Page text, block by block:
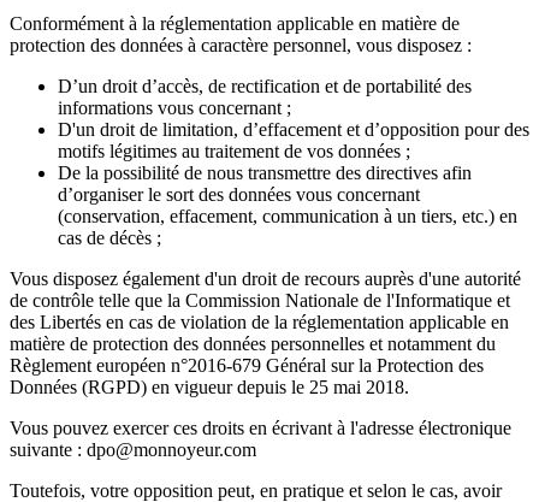
Conformément à la réglementation applicable en matière de
protection des données à caractère personnel, vous disposez :
D’un droit d’accès, de rectification et de portabilité des
informations vous concernant ;
D'un droit de limitation, d’effacement et d’opposition pour des
motifs légitimes au traitement de vos données ;
De la possibilité de nous transmettre des directives afin
d’organiser le sort des données vous concernant
(conservation, effacement, communication à un tiers, etc.) en
cas de décès ;
Vous disposez également d'un droit de recours auprès d'une autorité
de contrôle telle que la Commission Nationale de l'Informatique et
des Libertés en cas de violation de la réglementation applicable en
matière de protection des données personnelles et notamment du
Règlement européen n°2016-679 Général sur la Protection des
Données (RGPD) en vigueur depuis le 25 mai 2018.
Vous pouvez exercer ces droits en écrivant à l'adresse électronique
suivante : dpo@monnoyeur.com
Toutefois, votre opposition peut, en pratique et selon le cas, avoir